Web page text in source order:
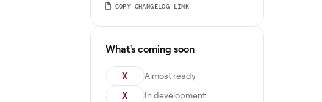
COPY CHANGELOG LINK
What's coming soon
X Almost ready
X In development